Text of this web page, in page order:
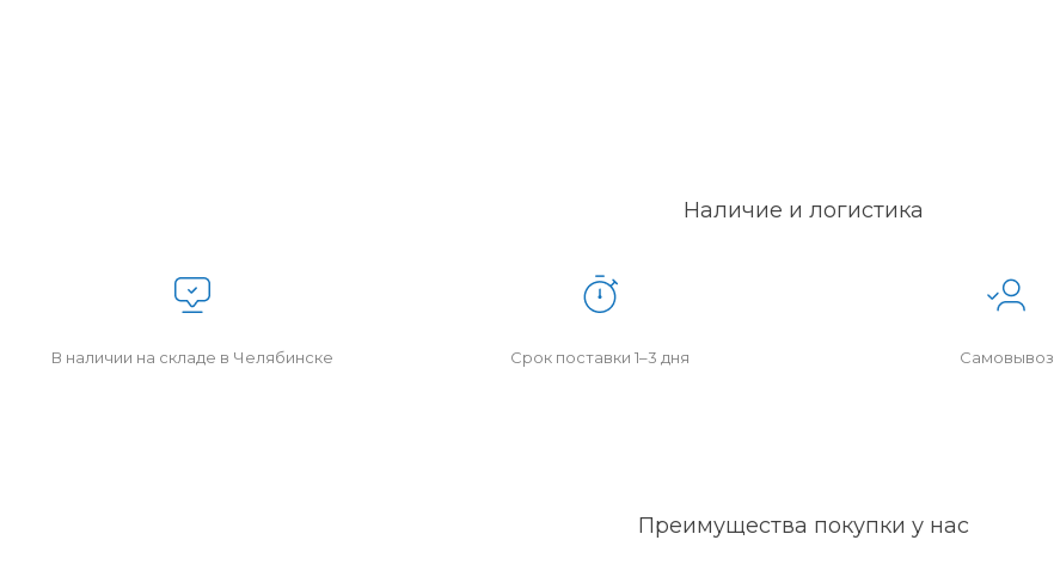
Наличие и логистика
В наличии на складе в Челябинске Срок поставки 1–3 дня Самовывоз
Преимущества покупки у нас